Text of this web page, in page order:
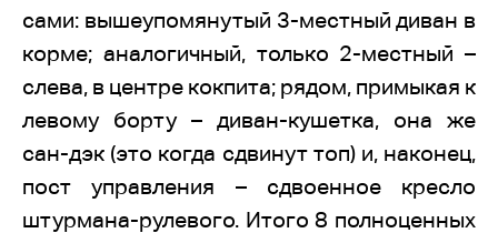
сами: вышеупомянутый 3-местный диван в
корме; аналогичный, только 2-местный –
слева, в центре кокпита; рядом, примыкая к
левому борту – диван-кушетка, она же
сан-дэк (это когда сдвинут топ) и, наконец,
пост управления – сдвоенное кресло
штурмана-рулевого. Итого 8 полноценных